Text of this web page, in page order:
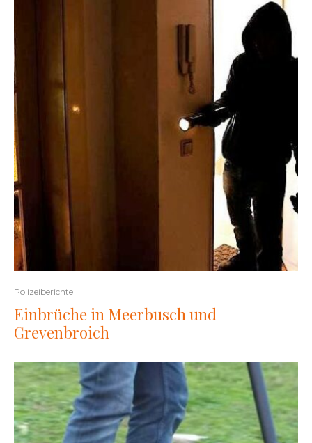
Polizeiberichte
Einbrüche in Meerbusch und
Grevenbroich